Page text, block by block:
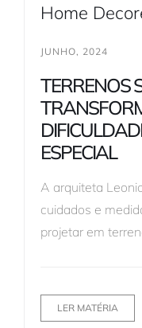
Home
JUNHO, 2024
TERRENOS
ESPECIAL
A arquiteta
cuidados e
projetar em
LER MATÉRIA